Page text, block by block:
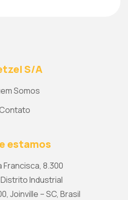
S/A
Somos
estamos
Francisca, 8.300
Industrial
Joinville – SC, Brasil